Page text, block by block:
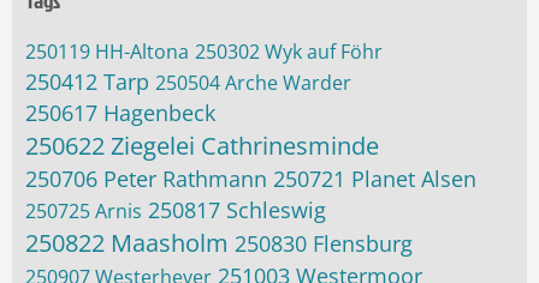
250119 HH-Altona 250302 Wyk auf Föhr
250412 Tarp 250504 Arche Warder
250617 Hagenbeck
250622 Ziegelei Cathrinesminde
250706 Peter Rathmann 250721 Planet Alsen
250725 Arnis 250817 Schleswig
250822 Maasholm 250830 Flensburg
250907 Westerhever 251003 Westermoor